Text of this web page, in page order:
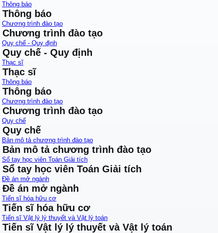
Thông báo
Thông báo
Chương trình đào tạo
Chương trình đào tạo
Quy chế - Quy định
Quy chế - Quy định
Thạc sĩ
Thạc sĩ
Thông báo
Thông báo
Chương trình đào tạo
Chương trình đào tạo
Quy chế
Quy chế
Bản mô tả chương trình đào tạo
Bản mô tả chương trình đào tạo
Sổ tay học viên Toán Giải tích
Sổ tay học viên Toán Giải tích
Đề án mở ngành
Đề án mở ngành
Tiến sĩ hóa hữu cơ
Tiến sĩ hóa hữu cơ
Tiến sĩ Vật lý lý thuyết và Vật lý toán
Tiến sĩ Vật lý lý thuyết và Vật lý toán